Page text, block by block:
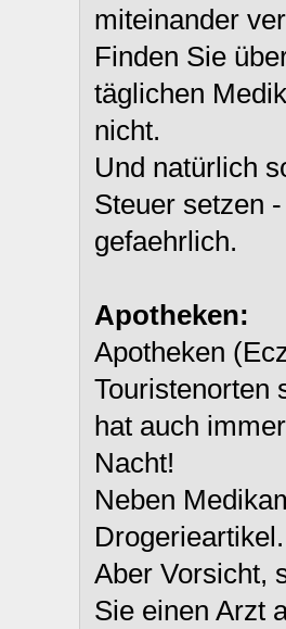
miteinander
Finden Sie
täglichen
nicht.
Und natürlich
Steuer setzen
gefaehrlich.
Apotheken:
Apotheken
Touristenorten
hat auch
Nacht!
Neben
Drogerieartikel.
Aber Vorsicht,
Sie einen Arzt